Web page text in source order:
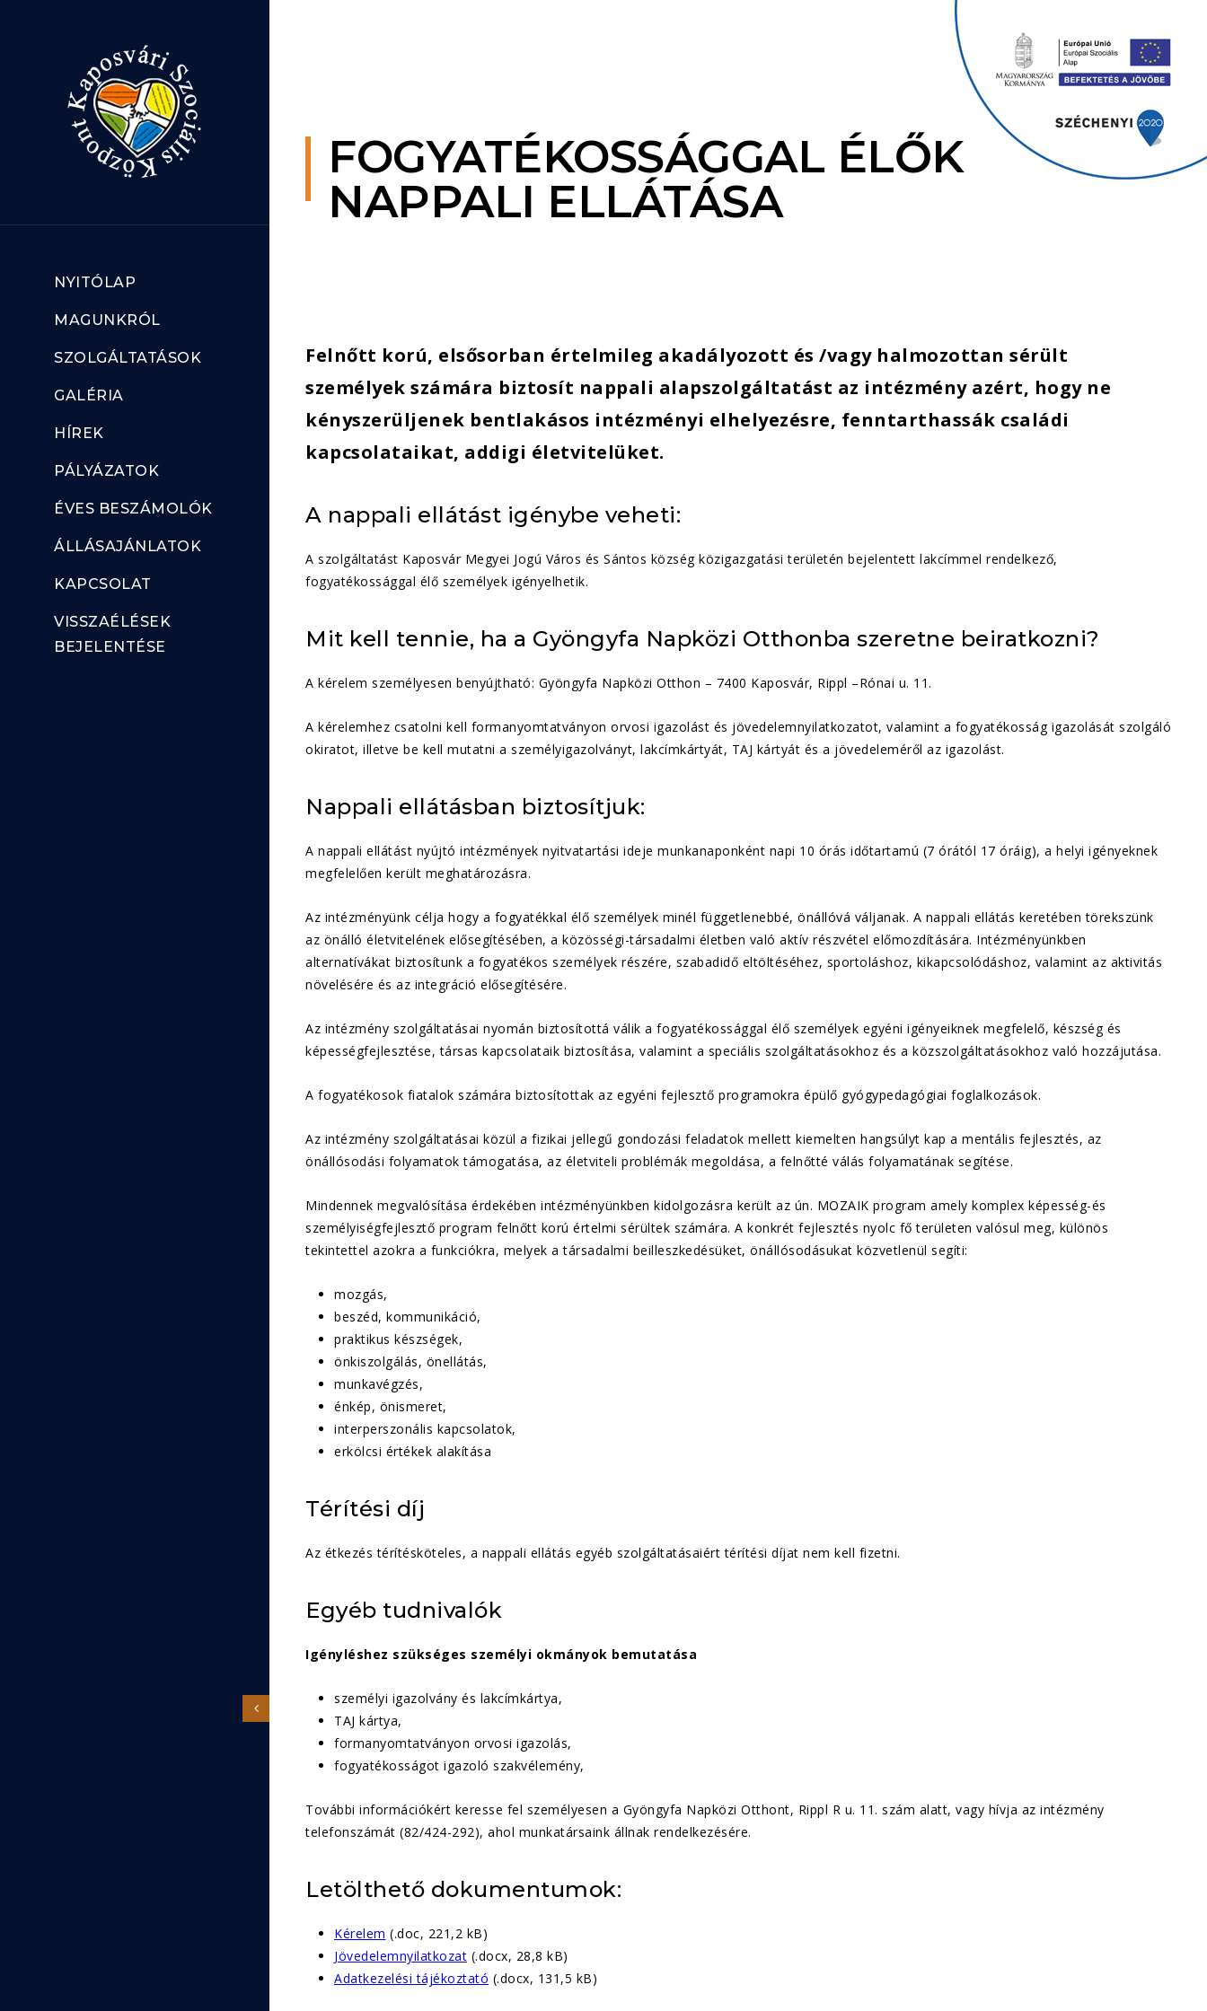
NYITÓLAP
MAGUNKRÓL
SZOLGÁLTATÁSOK
GALÉRIA
HÍREK
PÁLYÁZATOK
ÉVES BESZÁMOLÓK
ÁLLÁSAJÁNLATOK
KAPCSOLAT
VISSZAÉLÉSEK
BEJELENTÉSE
FOGYATÉKOSSÁGGAL ÉLŐK
NAPPALI ELLÁTÁSA
Felnőtt korú, elsősorban értelmileg akadályozott és /vagy halmozottan sérült
személyek számára biztosít nappali alapszolgáltatást az intézmény azért, hogy ne
kényszerüljenek bentlakásos intézményi elhelyezésre, fenntarthassák családi
kapcsolataikat, addigi életvitelüket.
A nappali ellátást igénybe veheti:
A szolgáltatást Kaposvár Megyei Jogú Város és Sántos község közigazgatási területén bejelentett lakcímmel rendelkező,
fogyatékossággal élő személyek igényelhetik.
Mit kell tennie, ha a Gyöngyfa Napközi Otthonba szeretne beiratkozni?
A kérelem személyesen benyújtható: Gyöngyfa Napközi Otthon – 7400 Kaposvár, Rippl –Rónai u. 11.
A kérelemhez csatolni kell formanyomtatványon orvosi igazolást és jövedelemnyilatkozatot, valamint a fogyatékosság igazolását szolgáló
okiratot, illetve be kell mutatni a személyigazolványt, lakcímkártyát, TAJ kártyát és a jövedeleméről az igazolást.
Nappali ellátásban biztosítjuk:
A nappali ellátást nyújtó intézmények nyitvatartási ideje munkanaponként napi 10 órás időtartamú (7 órától 17 óráig), a helyi igényeknek
megfelelően került meghatározásra.
Az intézményünk célja hogy a fogyatékkal élő személyek minél függetlenebbé, önállóvá váljanak. A nappali ellátás keretében törekszünk
az önálló életvitelének elősegítésében, a közösségi-társadalmi életben való aktív részvétel előmozdítására. Intézményünkben
alternatívákat biztosítunk a fogyatékos személyek részére, szabadidő eltöltéséhez, sportoláshoz, kikapcsolódáshoz, valamint az aktivitás
növelésére és az integráció elősegítésére.
Az intézmény szolgáltatásai nyomán biztosítottá válik a fogyatékossággal élő személyek egyéni igényeiknek megfelelő, készség és
képességfejlesztése, társas kapcsolataik biztosítása, valamint a speciális szolgáltatásokhoz és a közszolgáltatásokhoz való hozzájutása.
A fogyatékosok fiatalok számára biztosítottak az egyéni fejlesztő programokra épülő gyógypedagógiai foglalkozások.
Az intézmény szolgáltatásai közül a fizikai jellegű gondozási feladatok mellett kiemelten hangsúlyt kap a mentális fejlesztés, az
önállósodási folyamatok támogatása, az életviteli problémák megoldása, a felnőtté válás folyamatának segítése.
Mindennek megvalósítása érdekében intézményünkben kidolgozásra került az ún. MOZAIK program amely komplex képesség-és
személyiségfejlesztő program felnőtt korú értelmi sérültek számára. A konkrét fejlesztés nyolc fő területen valósul meg, különös
tekintettel azokra a funkciókra, melyek a társadalmi beilleszkedésüket, önállósodásukat közvetlenül segíti:
mozgás,
beszéd, kommunikáció,
praktikus készségek,
önkiszolgálás, önellátás,
munkavégzés,
énkép, önismeret,
interperszonális kapcsolatok,
erkölcsi értékek alakítása
Térítési díj
Az étkezés térítésköteles, a nappali ellátás egyéb szolgáltatásaiért térítési díjat nem kell fizetni.
Egyéb tudnivalók
Igényléshez szükséges személyi okmányok bemutatása
személyi igazolvány és lakcímkártya,
TAJ kártya,
formanyomtatványon orvosi igazolás,
fogyatékosságot igazoló szakvélemény,
További információkért keresse fel személyesen a Gyöngyfa Napközi Otthont, Rippl R u. 11. szám alatt, vagy hívja az intézmény
telefonszámát (82/424-292), ahol munkatársaink állnak rendelkezésére.
Letölthető dokumentumok:
Kérelem (.doc, 221,2 kB)
Jövedelemnyilatkozat (.docx, 28,8 kB)
Adatkezelési tájékoztató (.docx, 131,5 kB)